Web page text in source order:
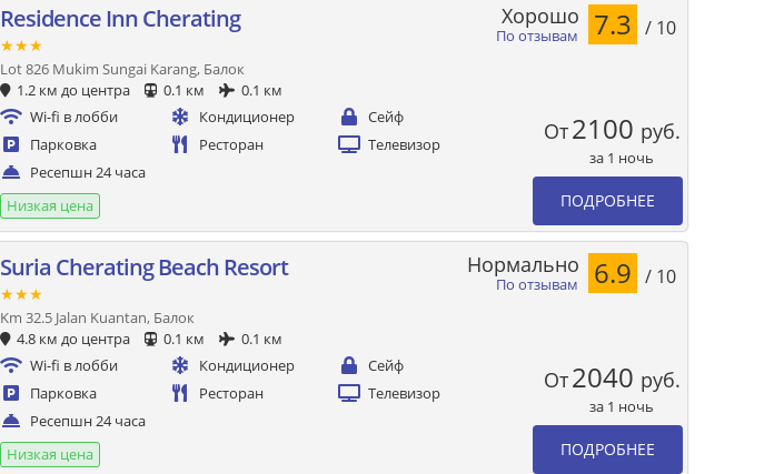
Residence Inn Cherating
★★★
Lot 826 Mukim Sungai Karang, Балок
1.2 км до центра
0.1 км
0.1 км
Wi-fi в лобби
Кондиционер
Сейф
Парковка
Ресторан
Телевизор
Ресепшн 24 часа
Низкая цена
По отзывам
Хорошо 7.3 / 10
От2100 руб.
за 1 ночь
ПОДРОБНЕЕ
Suria Cherating Beach Resort
★★★
Km 32.5 Jalan Kuantan, Балок
4.8 км до центра
0.1 км
0.1 км
Wi-fi в лобби
Кондиционер
Сейф
Парковка
Ресторан
Телевизор
Ресепшн 24 часа
Низкая цена
По отзывам
Нормально 6.9 / 10
От2040 руб.
за 1 ночь
ПОДРОБНЕЕ